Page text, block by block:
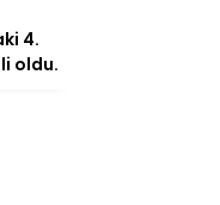
4.
oldu.